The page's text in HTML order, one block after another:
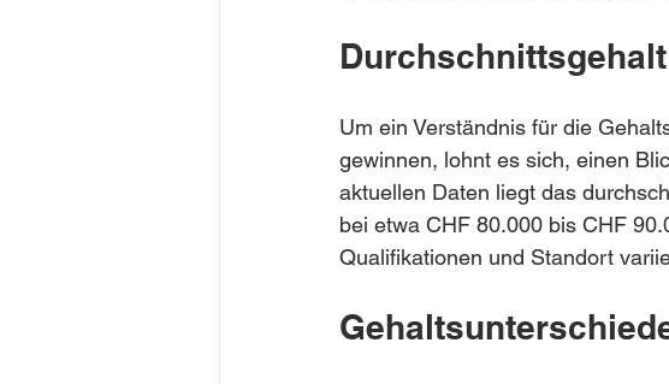
Um ein Verständnis für die
gewinnen, lohnt es sich, einen
aktuellen Daten liegt das
bei etwa CHF 80.000 bis CHF
Qualifikationen und Standort